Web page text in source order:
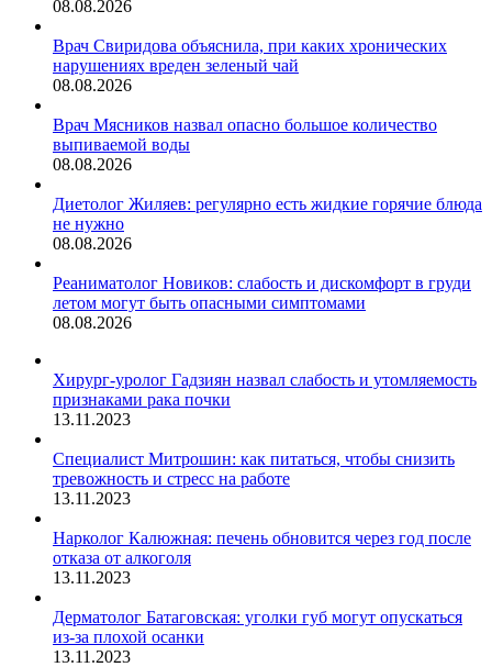
08.08.2026
Врач Свиридова объяснила, при каких хронических
нарушениях вреден зеленый чай
08.08.2026
Врач Мясников назвал опасно большое количество
выпиваемой воды
08.08.2026
Диетолог Жиляев: регулярно есть жидкие горячие блюда
не нужно
08.08.2026
Реаниматолог Новиков: слабость и дискомфорт в груди
летом могут быть опасными симптомами
08.08.2026
Хирург-уролог Гадзиян назвал слабость и утомляемость
признаками рака почки
13.11.2023
Специалист Митрошин: как питаться, чтобы снизить
тревожность и стресс на работе
13.11.2023
Нарколог Калюжная: печень обновится через год после
отказа от алкоголя
13.11.2023
Дерматолог Батаговская: уголки губ могут опускаться
из-за плохой осанки
13.11.2023